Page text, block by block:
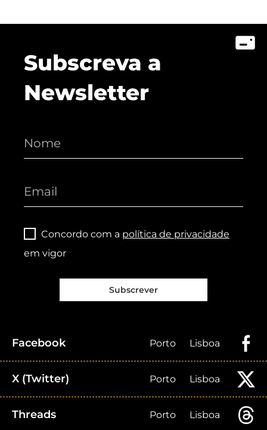
Subscreva a
Newsletter
Concordo com a política de privacidade
em vigor
Subscrever
Facebook Porto Lisboa
X (Twitter) Porto Lisboa
Threads Porto Lisboa